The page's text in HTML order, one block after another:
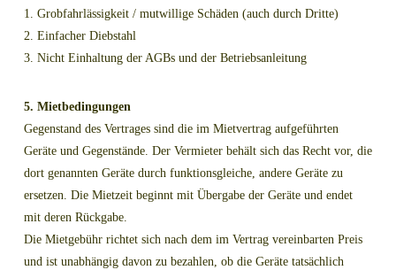
1. Grobfahrlässigkeit / mutwillige Schäden (auch durch Dritte)
2. Einfacher Diebstahl
3. Nicht Einhaltung der AGBs und der Betriebsanleitung
5. Mietbedingungen
Gegenstand des Vertrages sind die im Mietvertrag aufgeführten
Geräte und Gegenstände. Der Vermieter behält sich das Recht vor, die
dort genannten Geräte durch funktionsgleiche, andere Geräte zu
ersetzen. Die Mietzeit beginnt mit Übergabe der Geräte und endet
mit deren Rückgabe.
Die Mietgebühr richtet sich nach dem im Vertrag vereinbarten Preis
und ist unabhängig davon zu bezahlen, ob die Geräte tatsächlich